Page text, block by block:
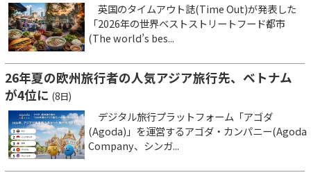
英国のタイムアウト誌(Time Out)が発表した
「2026年の世界ベストストリートフード都市
(The world’s bes...
26年夏の欧州旅行者の人気アジア旅行先、ベトナム
が4位に (8日)
デジタル旅行プラットフォーム「アゴダ
(Agoda)」を運営するアゴダ・カンパニー(Agoda
Company、シンガ...